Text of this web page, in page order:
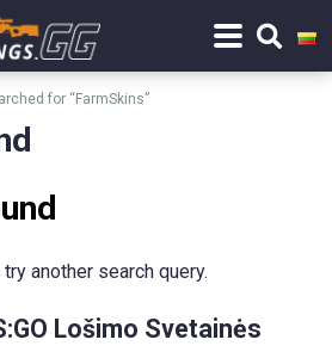
for “FarmSkins”
another search query.
Lošimo Svetainės